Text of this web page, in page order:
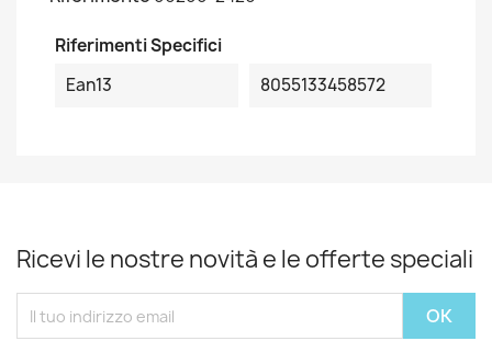
Riferimenti Specifici
Ean13
8055133458572
Ricevi le nostre novità e le offerte speciali